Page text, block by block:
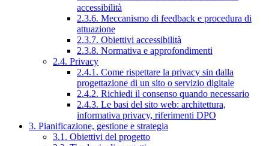
accessibilità
2.3.6. Meccanismo di feedback e procedura di
attuazione
2.3.7. Obiettivi accessibilità
2.3.8. Normativa e approfondimenti
2.4. Privacy
2.4.1. Come rispettare la privacy sin dalla
progettazione di un sito o servizio digitale
2.4.2. Richiedi il consenso quando necessario
2.4.3. Le basi del sito web: architettura,
informativa privacy, riferimenti DPO
3. Pianificazione, gestione e strategia
3.1. Obiettivi del progetto